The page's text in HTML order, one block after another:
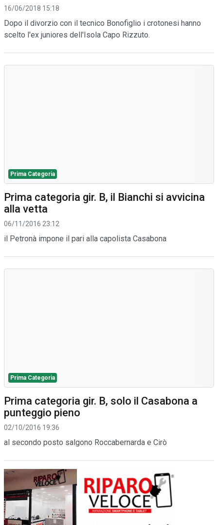
16/06/2018 15:18
Dopo il divorzio con il tecnico Bonofiglio i crotonesi hanno
scelto l'ex juniores dell'Isola Capo Rizzuto.
Prima Categoria
Prima categoria gir. B, il Bianchi si avvicina
alla vetta
06/11/2016 23:12
il Petronà impone il pari alla capolista Casabona
Prima Categoria
Prima categoria gir. B, solo il Casabona a
punteggio pieno
02/10/2016 19:36
al secondo posto salgono Roccabernarda e Cirò